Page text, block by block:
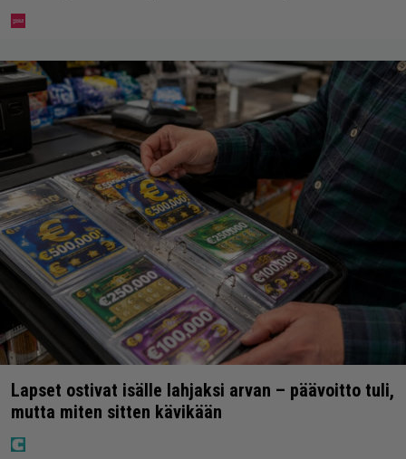
Lapset ostivat isälle lahjaksi arvan – päävoitto tuli,
mutta miten sitten kävikään